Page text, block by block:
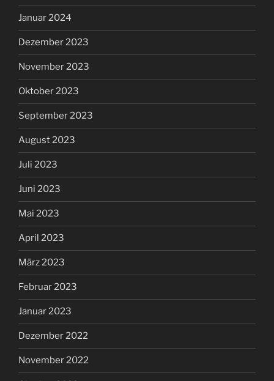
Januar 2024
Dezember 2023
November 2023
Oktober 2023
September 2023
August 2023
Juli 2023
Juni 2023
Mai 2023
April 2023
März 2023
Februar 2023
Januar 2023
Dezember 2022
November 2022